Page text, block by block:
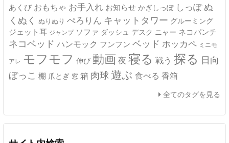
あくび おもちゃ お手入れ お知らせ かぎしっぽ しっぽ ぬ
くぬく ぬりぬり ぺろりん キャットタワー グルーミング
ジェット耳 ジャンプ ソファ ダッシュ デスク ニャー ネコパンチ
ネコベッド ハンモック フンフン ベッド ホッカペ ミニモ
アレ モフモフ 伸び 動画 夜 寝る 戦う 探る 日向
ぼっこ 棚 爪とぎ 窓 箱 肉球 遊ぶ 食べる 香箱
全てのタグを見る